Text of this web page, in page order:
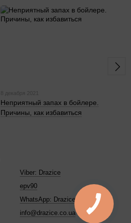
8 декабря 2021
Неприятный запах в бойлере.
Причины, как избавиться
Viber: Drazice
epv90
WhatsApp: Drazice
info@drazice.co.ua